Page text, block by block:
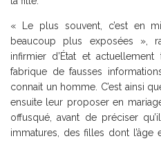
« Le plus souvent, c’est en
beaucoup plus exposées »,
infirmier d’État et actuellement
fabrique de fausses
connait un homme. C’est ainsi
ensuite leur proposer en
offusqué, avant de préciser
immatures, des filles dont l’âge